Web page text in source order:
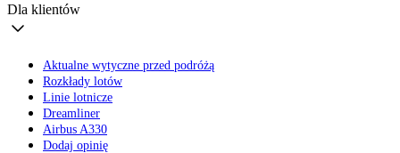
Dla klientów
Aktualne wytyczne przed podróżą
Rozkłady lotów
Linie lotnicze
Dreamliner
Airbus A330
Dodaj opinię